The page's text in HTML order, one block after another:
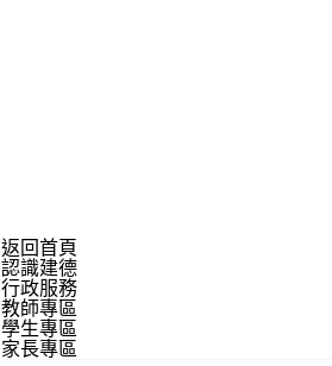
返回首頁
認識建德
行政服務
教師專區
學生專區
家長專區